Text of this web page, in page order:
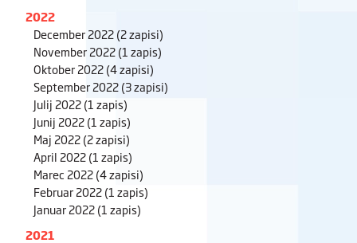
2022
December 2022(2 zapisi)
November 2022(1 zapis)
Oktober 2022(4 zapisi)
September 2022(3 zapisi)
Julij 2022(1 zapis)
Junij 2022(1 zapis)
Maj 2022(2 zapisi)
April 2022(1 zapis)
Marec 2022(4 zapisi)
Februar 2022(1 zapis)
Januar 2022(1 zapis)
2021